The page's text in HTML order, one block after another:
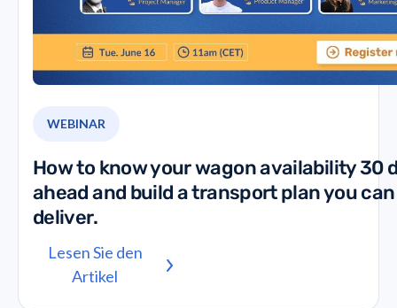
WEBINAR
How to know your wagon availability 30
ahead and build a transport plan you
deliver.
Lesen Sie den
Artikel